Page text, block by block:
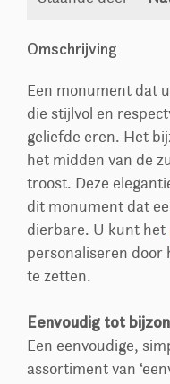
Omschrijving
Een monument dat
die stijlvol en
geliefde eren. Het
het midden van de
troost. Deze
dit monument dat
dierbare. U kunt het
personaliseren
te zetten.
Eenvoudig tot
Een eenvoudige,
assortiment van